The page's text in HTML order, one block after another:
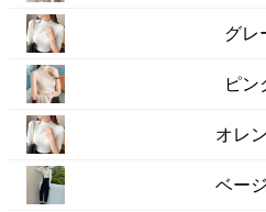
グレ
ピン
オレ
ベー